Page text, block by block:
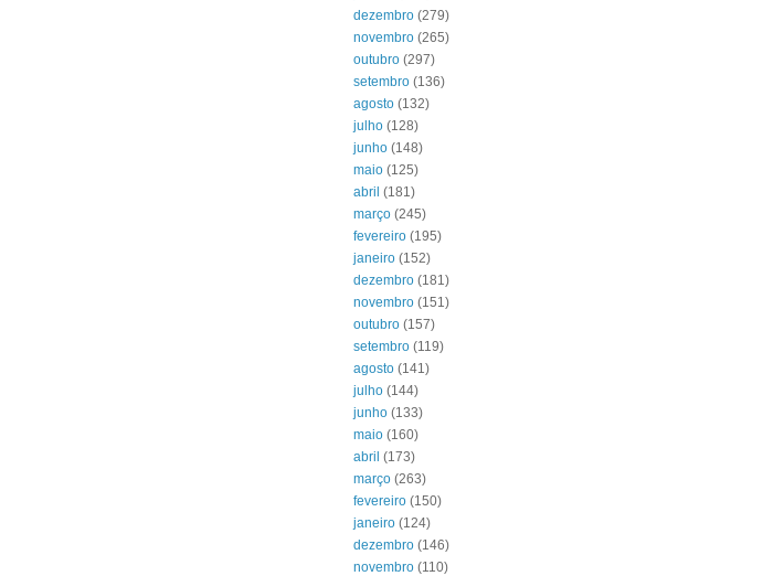
dezembro (279)
novembro (265)
outubro (297)
setembro (136)
agosto (132)
julho (128)
junho (148)
maio (125)
abril (181)
março (245)
fevereiro (195)
janeiro (152)
dezembro (181)
novembro (151)
outubro (157)
setembro (119)
agosto (141)
julho (144)
junho (133)
maio (160)
abril (173)
março (263)
fevereiro (150)
janeiro (124)
dezembro (146)
novembro (110)